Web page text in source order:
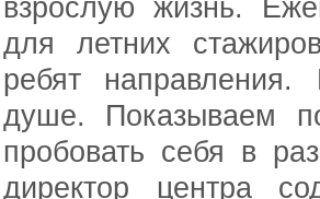
взрослую жизнь.
для летних
ребят
душе. Показываем
пробовать себя в
директор центра